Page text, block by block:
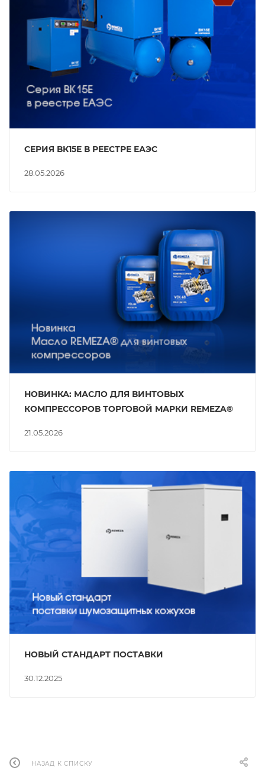
28.05.2026
СЕРИЯ ВК15Е В РЕЕСТРЕ ЕАЭС
21.05.2026
НОВИНКА: МАСЛО ДЛЯ ВИНТОВЫХ
КОМПРЕССОРОВ ТОРГОВОЙ МАРКИ REMEZA®
30.12.2025
НОВЫЙ СТАНДАРТ ПОСТАВКИ
НАЗАД К СПИСКУ